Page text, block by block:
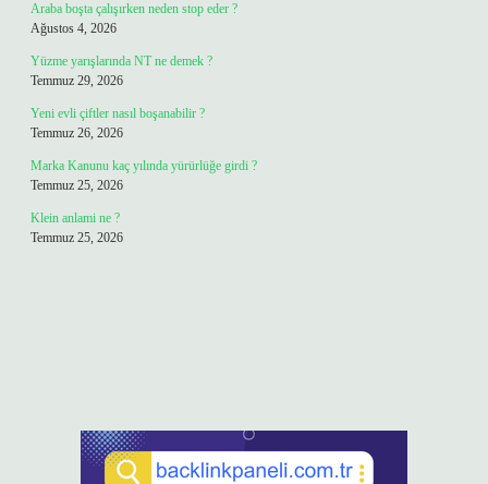
Araba boşta çalışırken neden stop eder ?
Ağustos 4, 2026
Yüzme yarışlarında NT ne demek ?
Temmuz 29, 2026
Yeni evli çiftler nasıl boşanabilir ?
Temmuz 26, 2026
Marka Kanunu kaç yılında yürürlüğe girdi ?
Temmuz 25, 2026
Klein anlami ne ?
Temmuz 25, 2026